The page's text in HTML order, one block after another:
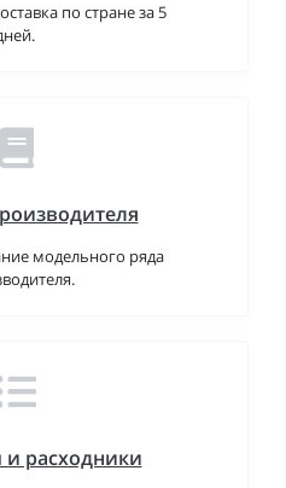
по стране за 5
модельного ряда
и расходники